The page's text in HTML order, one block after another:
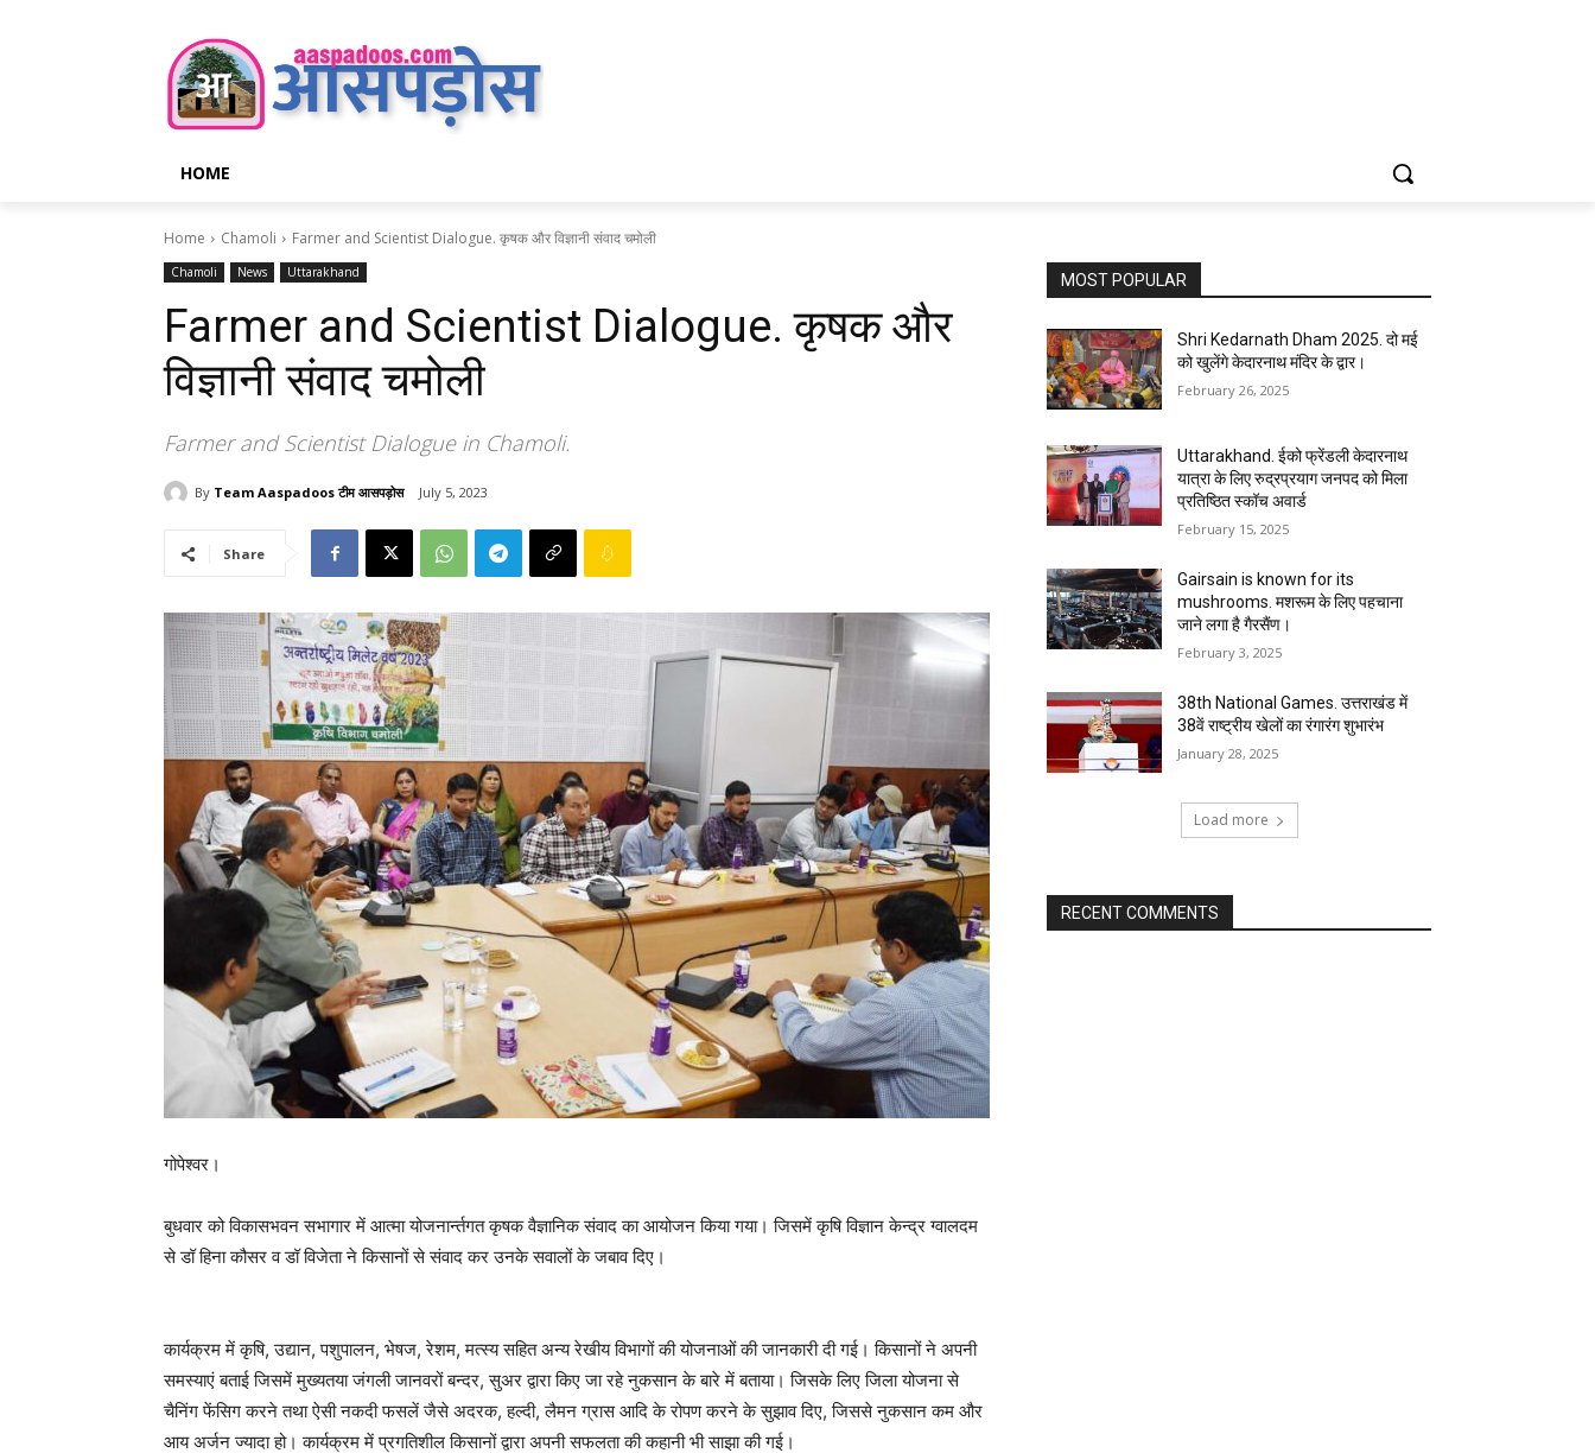
HOME
Home Chamoli Farmer and Scientist Dialogue. कृषक और विज्ञानी संवाद चमोली
Chamoli News Uttarakhand
Farmer and Scientist Dialogue. कृषक और
विज्ञानी संवाद चमोली
Farmer and Scientist Dialogue in Chamoli.
By Team Aaspadoos टीम आसपड़ोस July 5, 2023
Share
गोपेश्वर।
बुधवार को विकासभवन सभागार में आत्मा योजनार्न्तगत कृषक वैज्ञानिक संवाद का आयोजन किया गया। जिसमें कृषि विज्ञान केन्द्र ग्वालदम
से डॉ हिना कौसर व डॉ विजेता ने किसानों से संवाद कर उनके सवालों के जबाव दिए।
कार्यक्रम में कृषि, उद्यान, पशुपालन, भेषज, रेशम, मत्स्य सहित अन्य रेखीय विभागों की योजनाओं की जानकारी दी गई। किसानों ने अपनी
समस्याएं बताई जिसमें मुख्यतया जंगली जानवरों बन्दर, सुअर द्वारा किए जा रहे नुकसान के बारे में बताया। जिसके लिए जिला योजना से
चैनिंग फेंसिग करने तथा ऐसी नकदी फसलें जैसे अदरक, हल्दी, लैमन ग्रास आदि के रोपण करने के सुझाव दिए, जिससे नुकसान कम और
आय अर्जन ज्यादा हो। कार्यक्रम में प्रगतिशील किसानों द्वारा अपनी सफलता की कहानी भी साझा की गई।
MOST POPULAR
Shri Kedarnath Dham 2025. दो मई
को खुलेंगे केदारनाथ मंदिर के द्वार।
February 26, 2025
Uttarakhand. ईको फ्रेंडली केदारनाथ
यात्रा के लिए रुद्रप्रयाग जनपद को मिला
प्रतिष्ठित स्कॉच अवार्ड
February 15, 2025
Gairsain is known for its
mushrooms. मशरूम के लिए पहचाना
जाने लगा है गैरसैंण।
February 3, 2025
38th National Games. उत्तराखंड में
38वें राष्ट्रीय खेलों का रंगारंग शुभारंभ
January 28, 2025
Load more
RECENT COMMENTS